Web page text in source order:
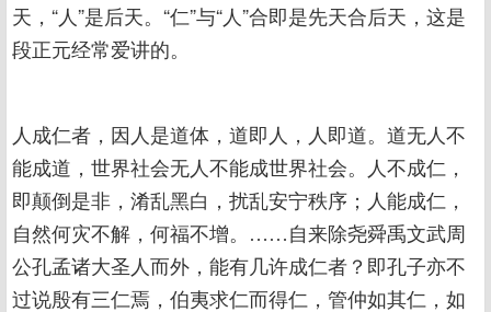
天，“人”是后天。“仁”与“人”合即是先天合后天，这是
段正元经常爱讲的。
人成仁者，因人是道体，道即人，人即道。道无人不
能成道，世界社会无人不能成世界社会。人不成仁，
即颠倒是非，淆乱黑白，扰乱安宁秩序；人能成仁，
自然何灾不解，何福不增。……自来除尧舜禹文武周
公孔孟诸大圣人而外，能有几许成仁者？即孔子亦不
过说殷有三仁焉，伯夷求仁而得仁，管仲如其仁，如